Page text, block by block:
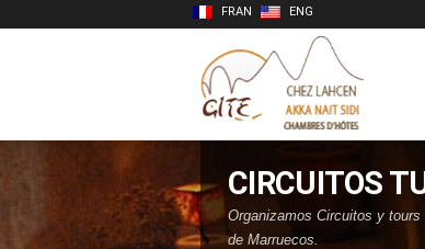
FRAN ENG
CIRCUITOS
Organizamos Circuitos y
de Marruecos.